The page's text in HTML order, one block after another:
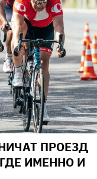
ПРОЕЗД
ИМЕННО И